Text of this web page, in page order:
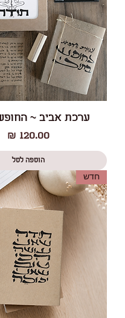
ערכת אביב ~
מחיר
הוספה לסל
חדש